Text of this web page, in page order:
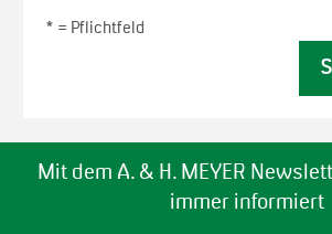
* = Pflichtfeld
Mit dem A. & H. MEYER
immer informiert